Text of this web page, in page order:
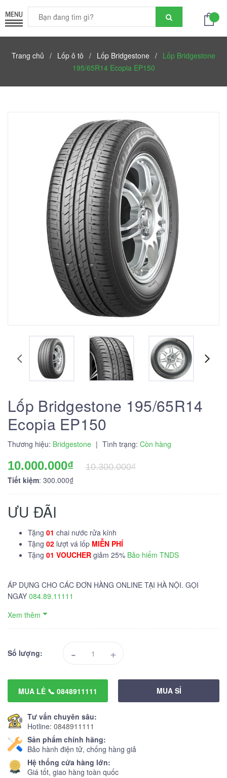
Trang chủ / Lốp ô tô / Lốp Bridgestone / Lốp Bridgestone
195/65R14 Ecopia EP150
Lốp Bridgestone 195/65R14
Ecopia EP150
Thương hiệu: Bridgestone | Tình trạng: Còn hàng
10.000.000₫
10.300.000₫
Tiết kiệm: 300.000₫
ƯU ĐÃI
Tặng 01 chai nước rửa kính
Tặng 02 lượt vá lốp MIỄN PHÍ
Tặng 01 VOUCHER giảm 25% Bảo hiểm TNDS
ÁP DỤNG CHO CÁC ĐƠN HÀNG ONLINE TẠI HÀ NỘI. GỌI
NGAY 084.89.11111
Xem thêm
Số lượng: - +
MUA LẺ 📞 0848911111 MUA SỈ
Tư vấn chuyên sâu:
Hotline: 0848911111
Sản phẩm chính hãng:
Bảo hành điện tử, chống hàng giả
Hệ thống cửa hàng lớn:
Giá tốt, giao hàng toàn quốc